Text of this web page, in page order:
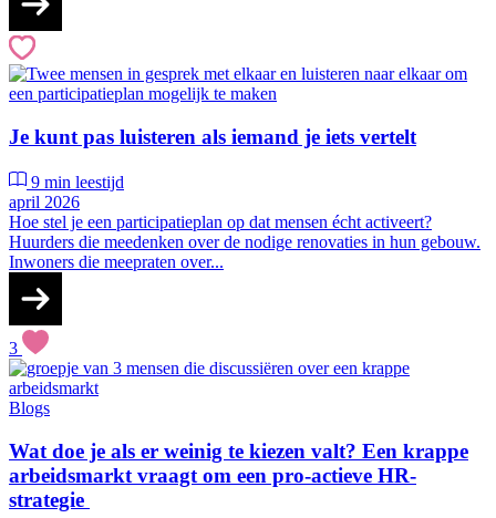
Je kunt pas luisteren als iemand je iets vertelt
9 min leestijd
april 2026
Hoe stel je een participatieplan op dat mensen écht activeert?
Huurders die meedenken over de nodige renovaties in hun gebouw.
Inwoners die meepraten over...
3
Blogs
Wat doe je als er weinig te kiezen valt? Een krappe
arbeidsmarkt vraagt om een pro-actieve HR-
strategie